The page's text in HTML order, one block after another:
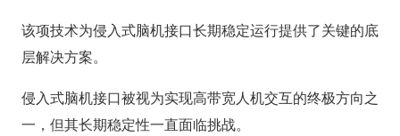
该项技术为侵入式脑机接口长期稳定运行提供了关键的底
层解决方案。
侵入式脑机接口被视为实现高带宽人机交互的终极方向之
一，但其长期稳定性一直面临挑战。